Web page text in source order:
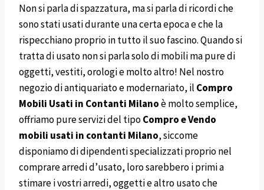
Non si parla di spazzatura, ma si parla di ricordi che
sono stati usati durante una certa epoca e che la
rispecchiano proprio in tutto il suo fascino. Quando si
tratta di usato non si parla solo di mobili ma pure di
oggetti, vestiti, orologi e molto altro! Nel nostro
negozio di antiquariato e modernariato, il Compro
Mobili Usati in Contanti Milanoè molto semplice,
offriamo pure servizi del tipoCompro e Vendo
mobili usati in contanti Milano, siccome
disponiamo di dipendenti specializzati proprio nel
comprare arredi d’usato, loro sarebbero i primi a
stimare i vostri arredi, oggetti e altro usato che